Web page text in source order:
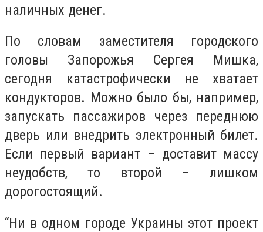
наличных денег.
По словам заместителя городского
головы Запорожья Сергея Мишка,
сегодня катастрофически не хватает
кондукторов. Можно было бы, например,
запускать пассажиров через переднюю
дверь или внедрить электронный билет.
Если первый вариант – доставит массу
неудобств, то второй – лишком
дорогостоящий.
“Ни в одном городе Украины этот проект